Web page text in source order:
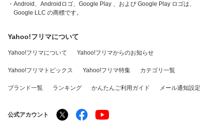
・Android、Androidロゴ、Google Play 、および Google Play ロゴは、
Google LLC の商標です。
Yahoo!フリマについて
Yahoo!フリマについて Yahoo!フリマからのお知らせ
Yahoo!フリマトピックス Yahoo!フリマ特集 カテゴリ一覧
ブランド一覧 ランキング かんたんご利用ガイド メール通知設定
公式アカウント